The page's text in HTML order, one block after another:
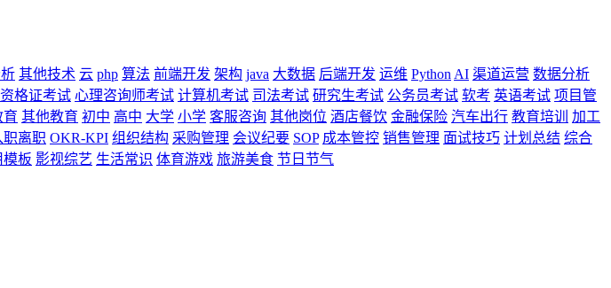
其他技术 云 php 算法 前端开发 架构 java 大数据 后端开发 运维 Python AI 渠道运营 数据分析
格证考试 心理咨询师考试 计算机考试 司法考试 研究生考试 公务员考试 软考 英语考试 项目管
育 其他教育 初中 高中 大学 小学 客服咨询 其他岗位 酒店餐饮 金融保险 汽车出行 教育培训
加工
职离职 OKR-KPI 组织结构 采购管理 会议纪要 SOP 成本管控 销售管理 面试技巧 计划总结 综合
模板 影视综艺 生活常识 体育游戏 旅游美食 节日节气